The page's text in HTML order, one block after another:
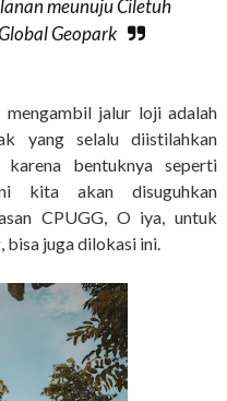
meunuju Ciletuh
Geopark
jalur loji adalah
yang selalu diistilahkan
bentuknya seperti
kita akan disuguhkan
CPUGG, O iya, untuk
bisa juga dilokasi ini.